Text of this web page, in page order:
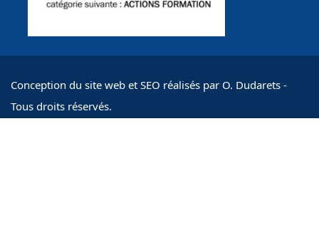
Conception du site web et SEO réalisés par O. Dudarets -
Tous droits réservés.